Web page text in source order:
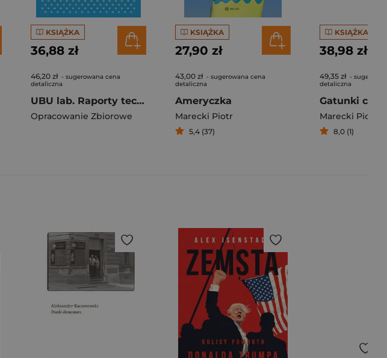
KSIĄŻKA
36,88 zł
46,20 zł - sugerowana cena
detaliczna
UBU lab. Raporty techniczne 2016-2024
Opracowanie Zbiorowe
KSIĄŻKA
27,90 zł
43,00 zł - sugerowana cena
detaliczna
Ameryczka
Marecki Piotr
5,4 (37)
KSIĄŻKA
38,98 zł
49,35 zł -
detaliczna
Marecki Piotr
8,0 (1)